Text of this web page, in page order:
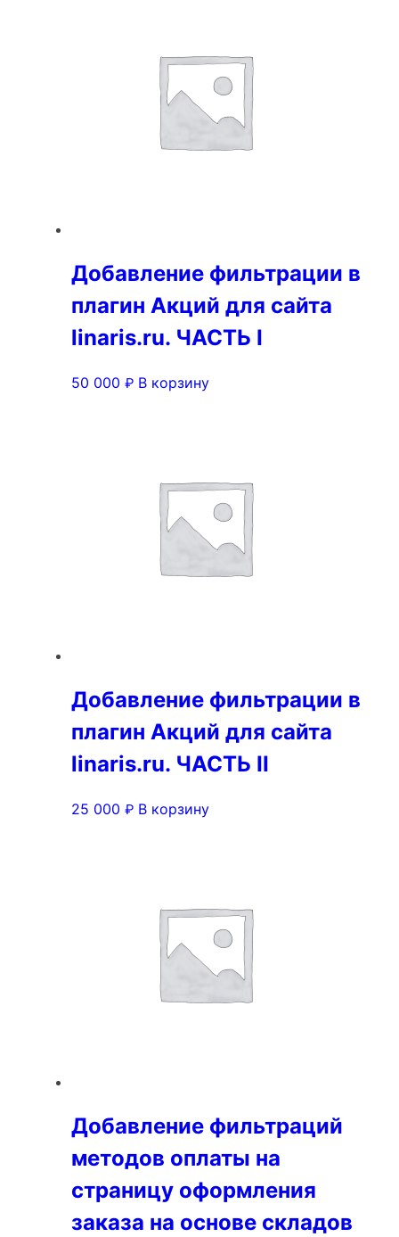
Добавление фильтрации в
плагин Акций для сайта
linaris.ru. ЧАСТЬ I
50 000 ₽ В корзину
Добавление фильтрации в
плагин Акций для сайта
linaris.ru. ЧАСТЬ II
25 000 ₽ В корзину
Добавление фильтраций
методов оплаты на
страницу оформления
заказа на основе складов